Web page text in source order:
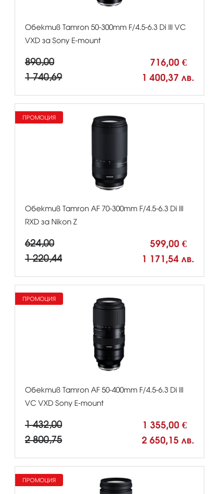
Обектив Tamron 50-300mm F/4.5-6.3 Di III VC
VXD за Sony E-mount
890,00 716,00 €
1 740,69 1 400,37 лв.
Обектив Tamron AF 70-300mm F/4.5-6.3 Di III
RXD за Nikon Z
624,00 599,00 €
1 220,44 1 171,54 лв.
ПРОМОЦИЯ
Обектив Tamron AF 50-400mm F/4.5-6.3 Di III
VC VXD Sony E-mount
1 432,00 1 355,00 €
2 800,75 2 650,15 лв.
ПРОМОЦИЯ
ПРОМОЦИЯ